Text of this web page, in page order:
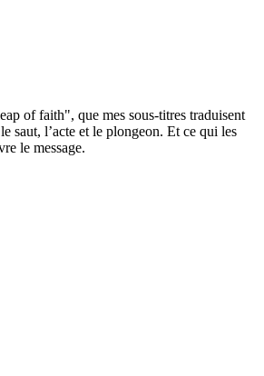
of faith", que mes sous-titres traduisent
saut, l’acte et le plongeon. Et ce qui les
le message.